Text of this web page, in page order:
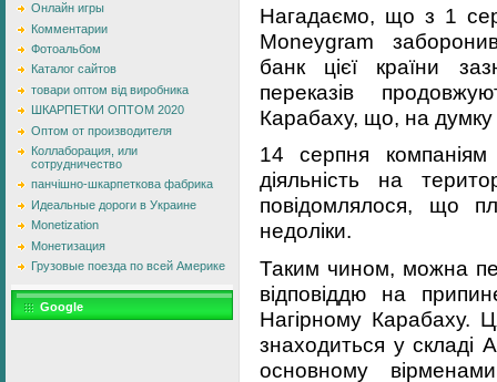
Онлайн игры
Комментарии
Фотоальбом
Каталог сайтов
товари оптом від виробника
ШКАРПЕТКИ ОПТОМ 2020
Оптом от производителя
Коллаборация, или
сотрудничество
панчішно-шкарпеткова фабрика
Идеальные дороги в Украине
Monetization
Монетизация
Грузовые поезда по всей Америке
Google
Нагадаємо, що з 1
Moneygram
банк цієї країни
переказів
Карабаху, що, на
14 серпня компаніям
діяльність на
повідомлялося, що
недоліки.
Таким чином, можна
відповіддю на
Нагірному Карабаху.
знаходиться у складі
основному